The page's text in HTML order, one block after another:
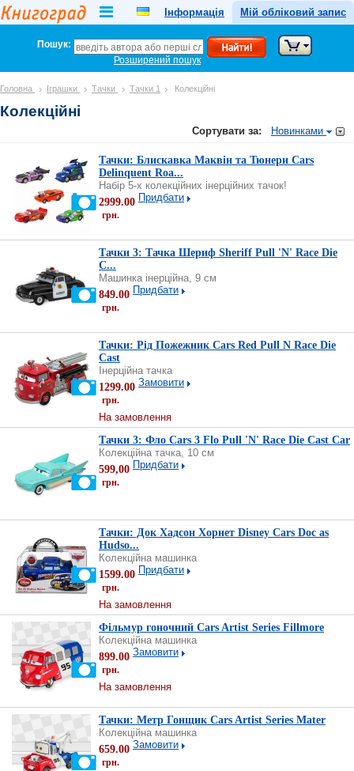
Інформація Мій обліковий запис
Пошук:
Розширений пошук
Головна Іграшки Тачки Тачки 1 Колекційні
Колекційні
Сортувати за: Новинками
Тачки: Блискавка Маквін та Тюнери Cars
Delinquent Roa...
Набір 5-х колекційних інерційних тачок!
2999.00
грн.
Придбати
Тачки 3: Тачка Шериф Sheriff Pull 'N' Race Die
C...
Машинка інерційна, 9 см
849.00
грн.
Придбати
Тачки: Рід Пожежник Cars Red Pull N Race Die
Cast
Інерційна тачка
1299.00
грн.
Замовити
На замовлення
Тачки 3: Фло Cars 3 Flo Pull 'N' Race Die Cast Car
Колекційна тачка, 10 см
599,00
грн.
Придбати
Тачки: Док Хадсон Хорнет Disney Cars Doc as
Hudso...
Колекційна машинка
1599.00
грн.
Придбати
На замовлення
Фільмур гоночний Cars Artist Series Fillmore
Колекційна машинка
899.00
грн.
Замовити
На замовлення
Тачки: Метр Гонщик Cars Artist Series Mater
Колекційна машинка
659.00
грн.
Замовити